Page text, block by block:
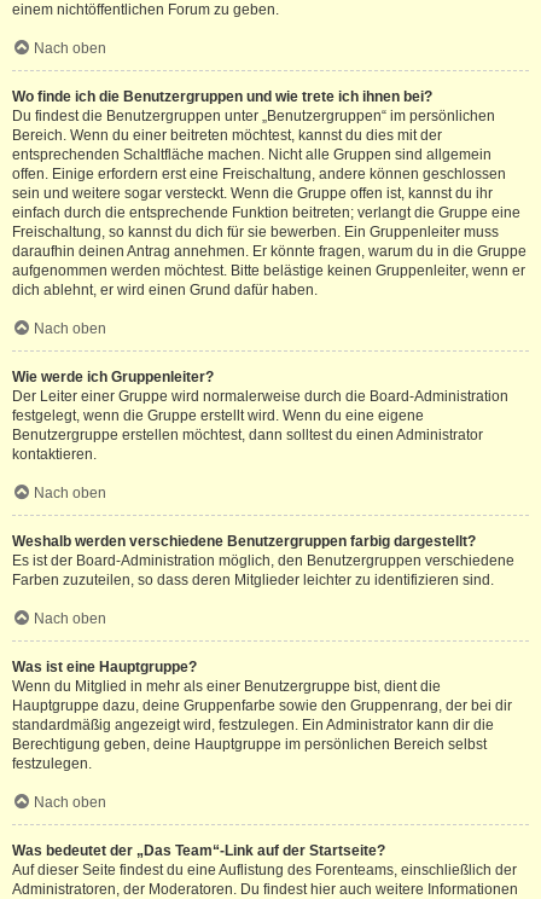
einem nichtöffentlichen Forum zu geben.
Nach oben
Wo finde ich die Benutzergruppen und wie trete ich ihnen bei?
Du findest die Benutzergruppen unter „Benutzergruppen“ im persönlichen
Bereich. Wenn du einer beitreten möchtest, kannst du dies mit der
entsprechenden Schaltfläche machen. Nicht alle Gruppen sind allgemein
offen. Einige erfordern erst eine Freischaltung, andere können geschlossen
sein und weitere sogar versteckt. Wenn die Gruppe offen ist, kannst du ihr
einfach durch die entsprechende Funktion beitreten; verlangt die Gruppe eine
Freischaltung, so kannst du dich für sie bewerben. Ein Gruppenleiter muss
daraufhin deinen Antrag annehmen. Er könnte fragen, warum du in die Gruppe
aufgenommen werden möchtest. Bitte belästige keinen Gruppenleiter, wenn er
dich ablehnt, er wird einen Grund dafür haben.
Nach oben
Wie werde ich Gruppenleiter?
Der Leiter einer Gruppe wird normalerweise durch die Board-Administration
festgelegt, wenn die Gruppe erstellt wird. Wenn du eine eigene
Benutzergruppe erstellen möchtest, dann solltest du einen Administrator
kontaktieren.
Nach oben
Weshalb werden verschiedene Benutzergruppen farbig dargestellt?
Es ist der Board-Administration möglich, den Benutzergruppen verschiedene
Farben zuzuteilen, so dass deren Mitglieder leichter zu identifizieren sind.
Nach oben
Was ist eine Hauptgruppe?
Wenn du Mitglied in mehr als einer Benutzergruppe bist, dient die
Hauptgruppe dazu, deine Gruppenfarbe sowie den Gruppenrang, der bei dir
standardmäßig angezeigt wird, festzulegen. Ein Administrator kann dir die
Berechtigung geben, deine Hauptgruppe im persönlichen Bereich selbst
festzulegen.
Nach oben
Was bedeutet der „Das Team“-Link auf der Startseite?
Auf dieser Seite findest du eine Auflistung des Forenteams, einschließlich der
Administratoren, der Moderatoren. Du findest hier auch weitere Informationen